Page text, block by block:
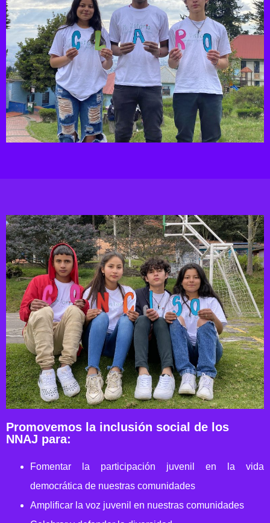
Promovemos la inclusión social de los
NNAJ para:
Fomentar la participación juvenil en la vida
democrática de nuestras comunidades
Amplificar la voz juvenil en nuestras comunidades